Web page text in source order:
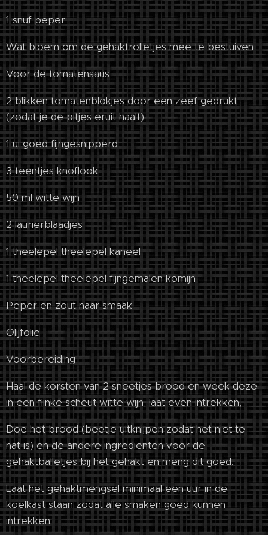
1 snuf peper
Wat bloem om de gehaktrolletjes mee te bestuiven
Voor de tomatensaus
2 blikken tomatenblokjes door een zeef gedrukt
(zodat je de pitjes eruit haalt)
1 ui goed fijngesnipperd
3 teentjes knoflook
50 ml witte wijn
2 laurierblaadjes
1 theelepel theelepel kaneel
1 theelepel theelepel fijngemalen komijn
Peper en zout naar smaak
Olijfolie
Voorbereiding
Haal de korsten van 2 sneetjes brood en week deze
in een flinke scheut witte wijn, laat even intrekken,
Doe het brood (beetje uitknijpen zodat het niet te
nat is) en de andere ingrediënten voor de
gehaktballetjes bij het gehakt en meng dit goed.
Laat het gehaktmengsel minimaal een uur in de
koelkast staan zodat alle smaken goed kunnen
intrekken.